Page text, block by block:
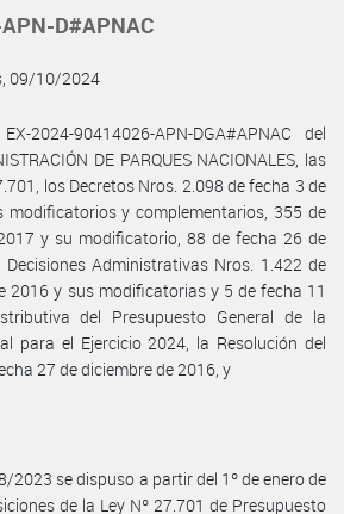
D#APNAC
09/10/2024
2024-90414026-APN-DGA#APNAC del
DE PARQUES NACIONALES, las
los Decretos Nros. 2.098 de fecha 3 de
modificatorios y complementarios, 355 de
y su modificatorio, 88 de fecha 26 de
Administrativas Nros. 1.422 de
2016 y sus modificatorias y 5 de fecha 11
del Presupuesto General de la
para el Ejercicio 2024, la Resolución del
27 de diciembre de 2016, y
2023 se dispuso a partir del 1º de enero de
de la Ley Nº 27.701 de Presupuesto